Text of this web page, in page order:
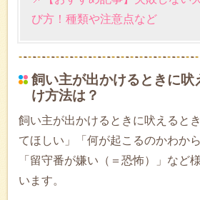
び方！種類や注意点など
飼い主が出かけるときに吠
け方法は？
飼い主が出かけるときに吠えると
てほしい」「何が起こるのかわか
「留守番が嫌い（＝恐怖）」など
います。